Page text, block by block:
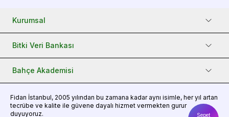
Sepet
Kurumsal
Bitki Veri Bankası
Bahçe Akademisi
Fidan İstanbul, 2005 yılından bu zamana kadar aynı isimle, her yıl artan
tecrübe ve kalite ile güvene dayalı hizmet vermekten gurur
duyuyoruz.